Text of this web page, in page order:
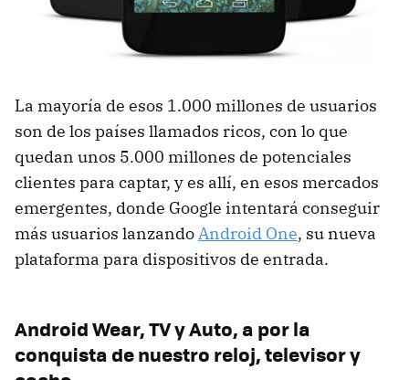
La mayoría de esos 1.000 millones de usuarios
son de los países llamados ricos, con lo que
quedan unos 5.000 millones de potenciales
clientes para captar, y es allí, en esos mercados
emergentes, donde Google intentará conseguir
más usuarios lanzandoAndroid One, su nueva
plataforma para dispositivos de entrada.
Android Wear, TV y Auto, a por la
conquista de nuestro reloj, televisor y